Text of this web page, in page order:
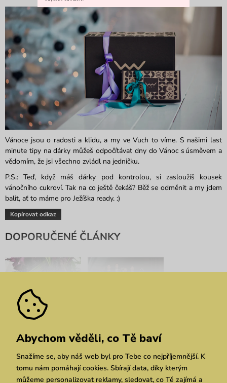
Vánoce jsou o radosti a klidu, a my ve Vuch to víme. S našimi last
minute tipy na dárky můžeš odpočítávat dny do Vánoc s úsměvem a
vědomím, že jsi všechno zvládl na jedničku.
P.S.: Teď, když máš dárky pod kontrolou, si zasloužíš
kousek
vánočního cukroví. Tak na co ještě čekáš? Běž se odměnit a my jdem
balit, ať to máme pro Ježíška ready. :)
Kopírovat odkaz
DOPORUČENÉ ČLÁNKY
Spojení designu s
Příběh, který se stal
Abychom věděli, co Tě baví
Snažíme se, aby náš web byl pro Tebe co nejpříjemnější. K
tomu nám pomáhají cookies. Sbírají data, díky kterým
můžeme personalizovat reklamy, sledovat, co Tě zajímá a